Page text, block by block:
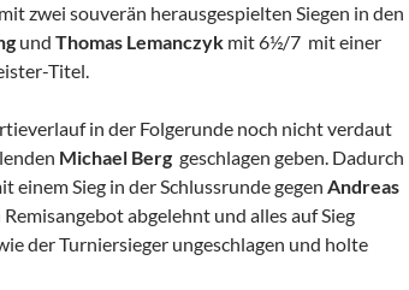
zwei souverän herausgespielten Siegen in den
und Thomas Lemanczyk mit 6½/7 mit einer
Titel.
in der Folgerunde noch nicht verdaut
Michael Berg geschlagen geben. Dadurch
einem Sieg in der Schlussrunde gegen Andreas
abgelehnt und alles auf Sieg
der Turniersieger ungeschlagen und holte